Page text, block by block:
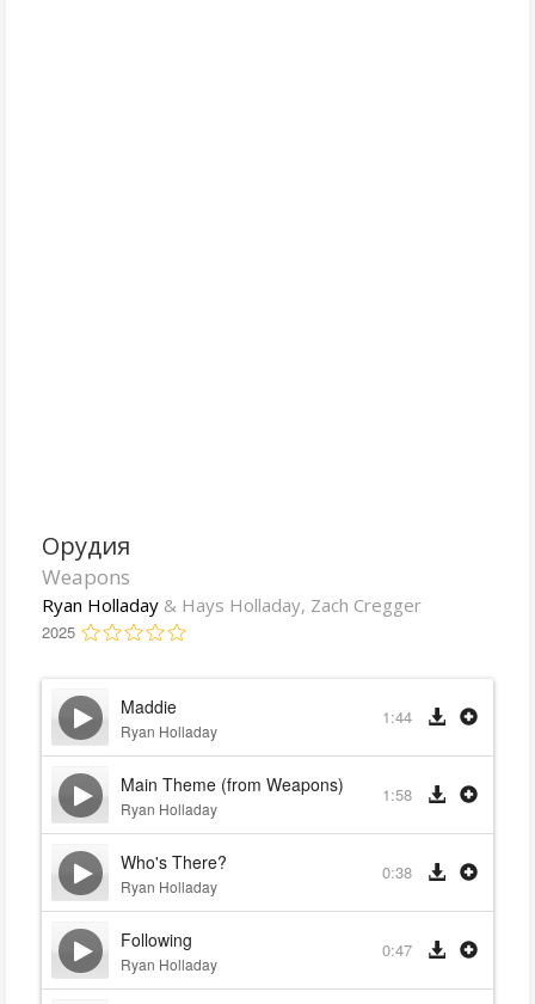
Орудия
Weapons
Ryan Holladay & Hays Holladay, Zach Cregger
2025
Maddie
Ryan Holladay
1:44
Main Theme (from Weapons)
Ryan Holladay
1:58
Who's There?
Ryan Holladay
0:38
Following
Ryan Holladay
0:47